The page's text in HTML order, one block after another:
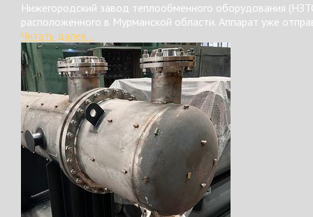
Нижегородский завод теплообменного оборудования
расположенного в Мурманской области. Аппарат уже
Читать далее...